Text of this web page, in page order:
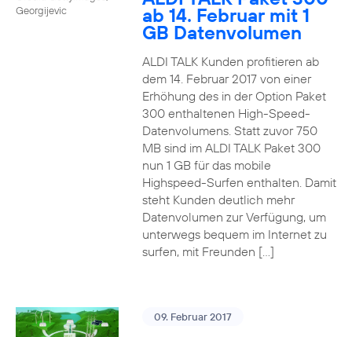
Georgijevic
ab 14. Februar mit 1
GB Datenvolumen
ALDI TALK Kunden profitieren ab
dem 14. Februar 2017 von einer
Erhöhung des in der Option Paket
300 enthaltenen High-Speed-
Datenvolumens. Statt zuvor 750
MB sind im ALDI TALK Paket 300
nun 1 GB für das mobile
Highspeed-Surfen enthalten. Damit
steht Kunden deutlich mehr
Datenvolumen zur Verfügung, um
unterwegs bequem im Internet zu
surfen, mit Freunden […]
09. Februar 2017